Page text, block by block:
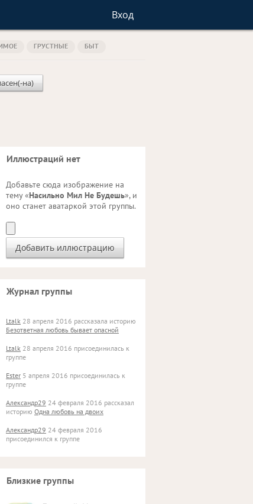
Вход
ГРУСТНЫЕ БЫТ
на)
Иллюстраций нет
Добавьте сюда изображение на
тему «Насильно Мил Не Будешь», и
оно станет аватаркой этой группы.
Журнал группы
Ltalk 28 апреля 2016 рассказала историю
Безответная любовь бывает опасной
Ltalk 28 апреля 2016 присоединилась к
группе
Ester 5 апреля 2016 присоединилась к
группе
Aлександр29 24 февраля 2016 рассказал
историю Одна любовь на двоих
Aлександр29 24 февраля 2016
присоединился к группе
Близкие группы